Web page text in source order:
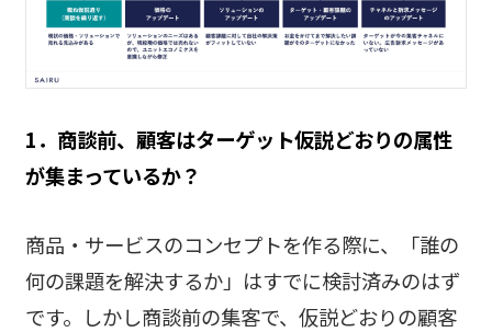
1．商談前、顧客はターゲット仮説どおりの属性
が集まっているか？
商品・サービスのコンセプトを作る際に、「誰の
何の課題を解決するか」はすでに検討済みのはず
です。しかし商談前の集客で、仮説どおりの顧客